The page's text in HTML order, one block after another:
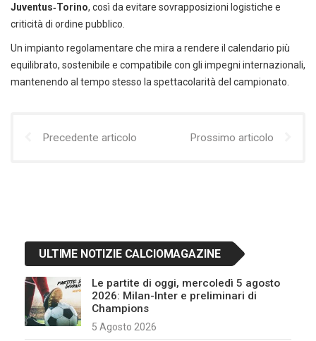
Juventus‑Torino, così da evitare sovrapposizioni logistiche e
criticità di ordine pubblico.
Un impianto regolamentare che mira a rendere il calendario più
equilibrato, sostenibile e compatibile con gli impegni internazionali,
mantenendo al tempo stesso la spettacolarità del campionato.
Precedente articolo Prossimo articolo
ULTIME NOTIZIE CALCIOMAGAZINE
Le partite di oggi, mercoledì 5 agosto
2026: Milan-Inter e preliminari di
Champions
5 Agosto 2026